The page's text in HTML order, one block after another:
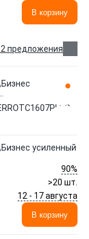
В корзину
предложения
усиленный
90%
>20 шт.
12 - 17 августа
В корзину